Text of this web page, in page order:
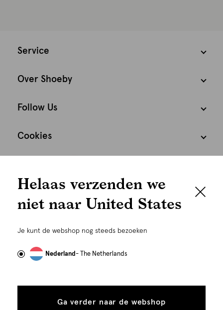
graag persoonlijk
gebruiken wij cookies en daarmee vergelijkbare
om advertenties te personaliseren...
tonen
toestaan
Service
Over Shoeby
Follow Us
Cookies
©Alle rechten voorbehouden. Shoeby 2026
Helaas verzenden we
niet naar United States
Je kunt de webshop nog steeds bezoeken
Nederland- The Netherlands
Ga verder naar de webshop